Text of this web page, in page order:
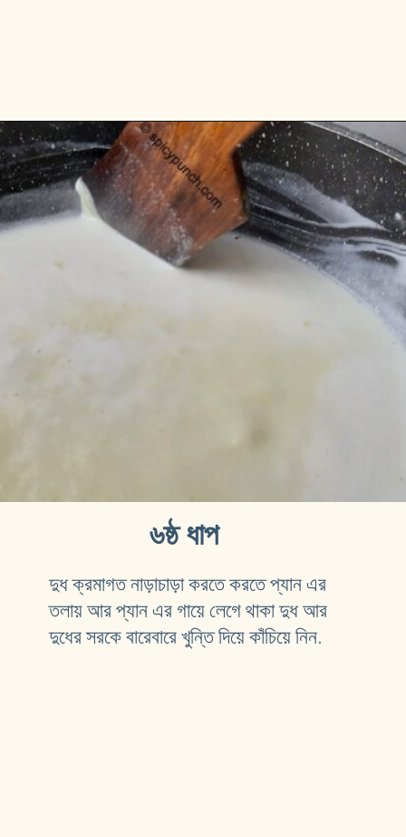
৬ষ্ঠ ধাপ
দুধ ক্রমাগত নাড়াচাড়া করতে করতে প্যান এর
তলায় আর প্যান এর গায়ে লেগে থাকা দুধ আর
দুধের সরকে বারেবারে খুন্তি দিয়ে কাঁচিয়ে নিন.